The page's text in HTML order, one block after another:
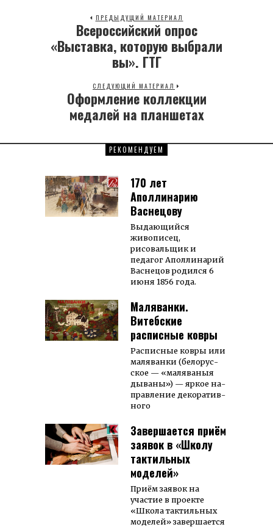
ПРЕДЫДУЩИЙ МАТЕРИАЛ
Previous
Всероссийский опрос
«Выставка, которую выбрали
вы». ГТГ
СЛЕДУЮЩИЙ МАТЕРИАЛ
Next
Оформление коллекции
медалей на планшетах
РЕКОМЕНДУЕМ
170 лет
Аполлинарию
Васнецову
Выдающийся
живописец,
рисовальщик и
педагог Аполлинарий
Васнецов родился 6
июня 1856 года.
Маляванки.
Витебские
расписные ковры
Рас­пис­ные ков­ры или
ма­ля­ван­ки (бе­лорус­
ское — «ма­ля­ва­ныя
ды­ва­ны») — яр­кое на­
прав­ле­ние де­ко­ра­тив­
ного
Завершается приём
заявок в «Школу
тактильных
моделей»
Приём заявок на
участие в проекте
«Школа тактильных
моделей» завершается